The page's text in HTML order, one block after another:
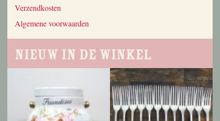
Verzendkosten
Algemene voorwaarden
Nieuw in de winkel